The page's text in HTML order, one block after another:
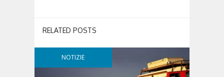
RELATED POSTS
NOTIZIE